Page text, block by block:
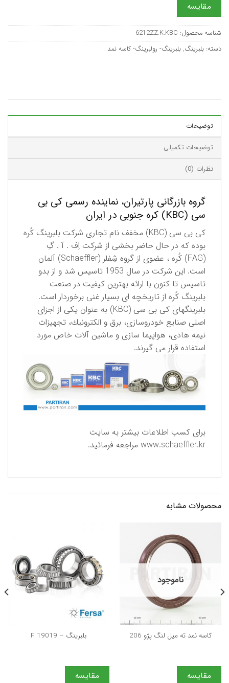
مقایسه
شناسه محصول: 6212ZZ.K.KBC
دسته: بلبرینگ, بلبرینگ- رولبرینگ- کاسه نمد
توضیحات
توضیحات تکمیلی
نظرات (0)
گروه بازرگانی پارتیران، نماینده رسمی کی بی
سی (KBC) کره جنوبی در ایران
كی بی سی (KBC) مخفف نام تجاری شركت بلبرینگ كُره
بوده كه در حال حاضر بخشی از شركت اِف . آ . گِ
(FAG) كُره ، عضوی از گروه شِفلر (Schaeffler) آلمان
است. این شركت در سال 1953 تاسیس شد و از بدو
تاسیس تا كنون با ارائه بهترین كیفیت در صنعت
بلبرینگ كُره از تاریخچه ای بسیار غنی برخوردار است.
بلبرینگهای كی بی سی (KBC) به عنوان یكی از اجزای
اصلی صنایع خودروسازی، برق و الكترونیك، تجهیزات
نیمه هادی، هواپیما سازی و ماشین آلات خاص مورد
استفاده قرار می گیرند.
برای كسب اطلاعات بیشتر به سایت
www.schaeffler.kr مراجعه فرمائید.
محصولات مشابه
ناموجود
كاسه نمد ته ميل لنگ پژو 206
مقایسه
بلبرینگ – F 19019
مقایسه